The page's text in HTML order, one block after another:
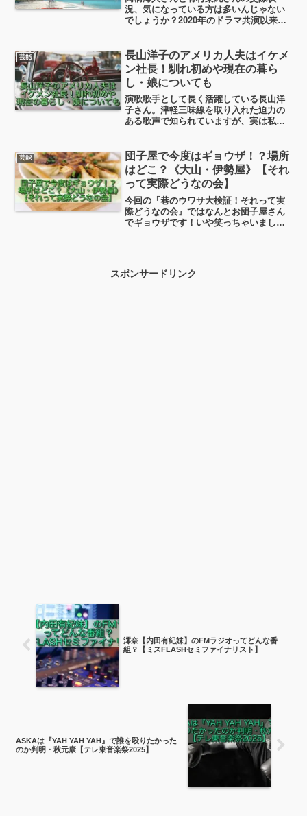
況、気になっている方は多いんじゃない
でしょうか？2020年のドラマ共演以来、
もその後「いや、実は交際継続中」とい
う報道も…正直な...
芸能
長山洋子のアメリカ人夫はイケメ
ン社長！馴れ初めや現在の暮ら
し・娘についても
演歌歌手として長く活躍している長山洋
子さん。津軽三味線を取り入れた迫力の
ある歌声で知られていますが、実は私生
洋子さんのアメリカ人の夫ってどんな
人？」「イケメンって本当？」などなど
について、わかり易く紹介していきま
す！
芸能
団子屋で今度はギョウザ！？場所
はどこ？《大山・伊勢屋》【それ
って実際どうなの会】
今回の『巷のウワサ大検証！それって実
際どうなの会』ではなんとお団子屋さん
でギョウザです！いや笑っちゃいました
スポンサードリンク
澪奈【内田有紀妹】のFMラジオってどんな番
組？【ミスFLASHセミファイナリスト】
ASKAは『YAH YAH YAH』で誰を殴りたかった
のか判明・秋元康【テレ東音楽祭2025】